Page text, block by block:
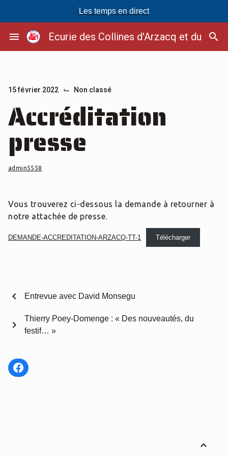
Les temps en direct
contenu
menu Ecurie des Collines d'Arzacq et du search
15 février 2022 ⌙ Non classé
Accréditation
presse
admin5558
Vous trouverez ci-dessous la demande à retourner à
notre attachée de presse.
DEMANDE-ACCREDITATION-ARZACQ-TT-1 Télécharger
chevron_left Entrevue avec David Monsegu
Thierry Poey-Domenge : « Des nouveautés, du
festif… »
chevron_right
Facebook
expand_less